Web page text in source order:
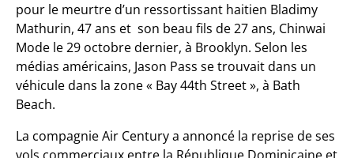
pour le meurtre d’un ressortissant haitien Bladimy
Mathurin, 47 ans et son beau fils de 27 ans, Chinwai
Mode le 29 octobre dernier, à Brooklyn. Selon les
médias américains, Jason Pass se trouvait dans un
véhicule dans la zone « Bay 44th Street », à Bath
Beach.
La compagnie Air Century a annoncé la reprise de ses